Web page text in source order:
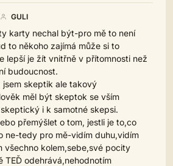
GULI
karty nechal být-pro mě to není
to někoho zajímá může si to
lepší je žít vnitřně v přítomnosti než
budoucnost.
skeptik ale takový
měl být skeptok se vším
i k samotné skepsi.
přemýšlet o tom, jestli je to,co
ne-tedy pro mě-vidím duhu,vidím
všechno kolem,sebe,své pocity
TEĎ odehrává,nehodnotím